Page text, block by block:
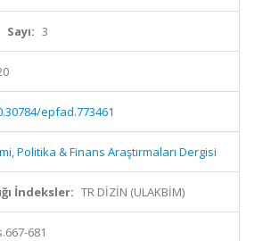
Sayı: 3
epfad.773461
Politika & Finans Araştırmaları Dergisi
İndeksler: TR DİZİN (ULAKBİM)
681